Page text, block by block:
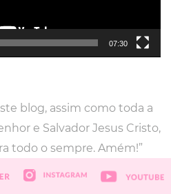
07:30
blog, assim como toda a
e Salvador Jesus Cristo,
todo o sempre. Amém!”